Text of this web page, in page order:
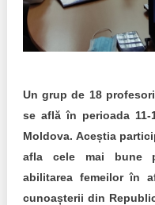
The best and the worst
Integrity of public
Public procurement
Un grup de 18
se află în perioada
Moldova. Aceștia
afla cele mai bune
abilitarea femeilor în
cunoașterii din